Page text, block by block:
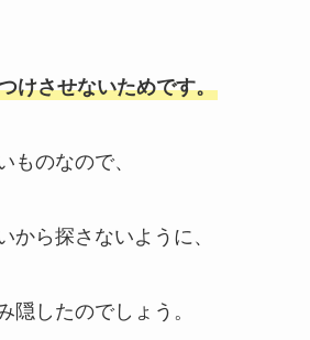
けさせないためです。
ものなので、
から探さないように、
隠したのでしょう。